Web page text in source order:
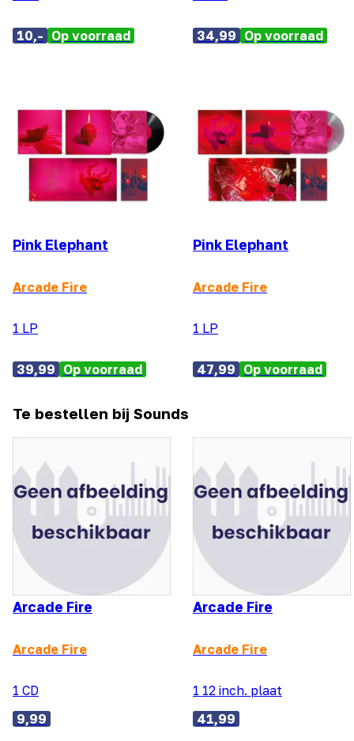
10,- Op voorraad 34,99 Op voorraad
Pink Elephant
Arcade Fire
1 LP
39,99 Op voorraad
Pink Elephant
Arcade Fire
1 LP
47,99 Op voorraad
Te bestellen bij Sounds
Arcade Fire
Arcade Fire
1 CD
9,99
Arcade Fire
Arcade Fire
1 12 inch. plaat
41,99